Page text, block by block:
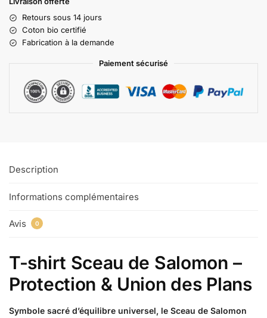
Retours sous 14 jours
Coton bio certifié
Fabrication à la demande
Paiement sécurisé
Description
Informations complémentaires
Avis 0
T-shirt Sceau de Salomon –
Protection & Union des Plans
Symbole sacré d’équilibre universel, le Sceau de Salomon